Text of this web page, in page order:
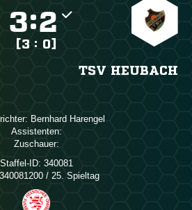
:
[3 : 0]
TSV HEUBACH
 
Assistenten:
Zuschauer:
Staffel-ID: 340081
340081200 / 25. Spieltag